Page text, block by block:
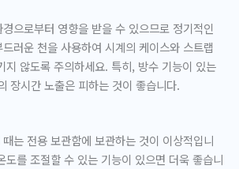
으로부터 영향을 받을 수 있으므로 정기적인
러운 천을 사용하여 시계의 케이스와 스트랩
지 않도록 주의하세요. 특히, 방수 기능이 있는
장시간 노출은 피하는 것이 좋습니다.
는 전용 보관함에 보관하는 것이 이상적입니
도를 조절할 수 있는 기능이 있으면 더욱 좋습니